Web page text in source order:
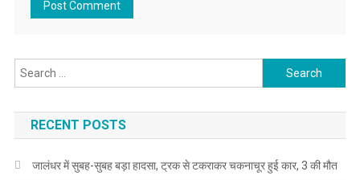
Search for:
RECENT POSTS
जालंधर में सुबह-सुबह बड़ा हादसा, ट्रक से टकराकर चकनाचूर हुई कार, 3 की मौत